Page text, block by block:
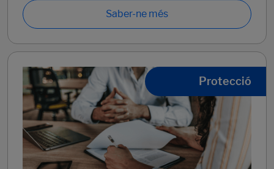
Saber-ne més
Protecció